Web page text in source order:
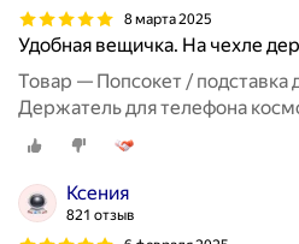
8 марта 2025
Удобная вещичка. На чехле
Товар — Попсокет / подставка
Держатель для телефона
Ксения
821 отзыв